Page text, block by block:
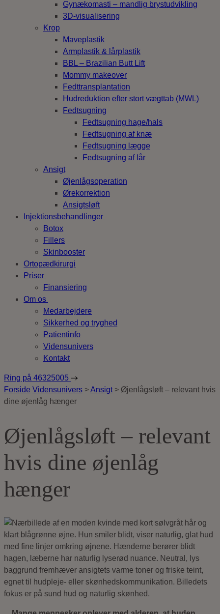
Gynækomasti – mandlig brystudvikling
3D-visualisering
Krop
Maveplastik
Armplastik & lårplastik
BBL – Brazilian Butt Lift
Mommy makeover
Fedttransplantation
Hudreduktion efter stort vægttab (MWL)
Fedtsugning
Fedtsugning hage/hals
Fedtsugning af knæ
Fedtsugning lægge
Fedtsugning af lår
Ansigt
Øjenlågsoperation
Ørekorrektion
Ansigtsløft
Injektionsbehandlinger
Botox
Fillers
Skinbooster
Ortopædkirurgi
Priser
Finansiering
Om os
Medarbejdere
Sikkerhed og tryghed
Patientinfo
Vidensunivers
Kontakt
Ring på 46325005
Forside Vidensunivers >Ansigt > Øjenlågsløft – relevant hvis
dine øjenlåg hænger
Øjenlågsløft – relevant
hvis dine øjenlåg
hænger